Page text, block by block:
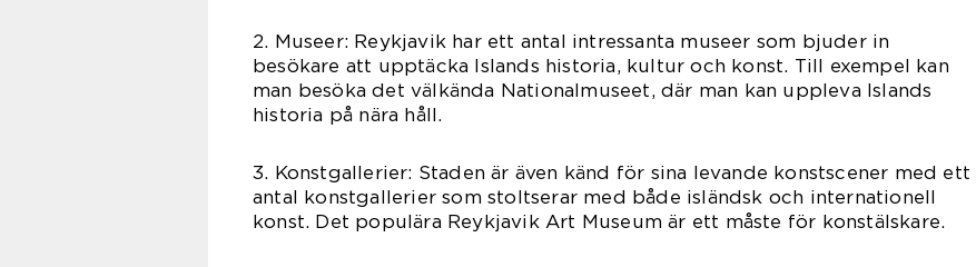
2. Museer: Reykjavik har ett antal intressanta museer som bjuder in
besökare att upptäcka Islands historia, kultur och konst. Till exempel kan
man besöka det välkända Nationalmuseet, där man kan uppleva Islands
historia på nära håll.
3. Konstgallerier: Staden är även känd för sina levande konstscener med ett
antal konstgallerier som stoltserar med både isländsk och internationell
konst. Det populära Reykjavik Art Museum är ett måste för konstälskare.